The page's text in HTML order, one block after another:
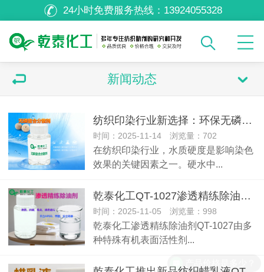
24小时免费服务热线： 13924055328
新闻动态
纺织印染行业新选择：环保无磷螯合分散剂助力水质软化
时间：2025-11-14 浏览量：702
在纺织印染行业，水质硬度是影响染色
效果的关键因素之一。硬水中...
乾泰化工QT-1027渗透精练除油剂：高效环保的纺织处理解决方案
时间：2025-11-05 浏览量：998
乾泰化工渗透精练除油剂QT-1027由多
种特殊有机表面活性剂...